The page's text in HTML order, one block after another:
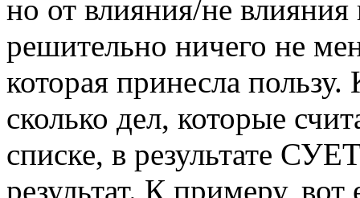
но от влияния/не
решительно ничего не
которая принесла
сколько дел, которые
списке, в результате
результат. К примеру,